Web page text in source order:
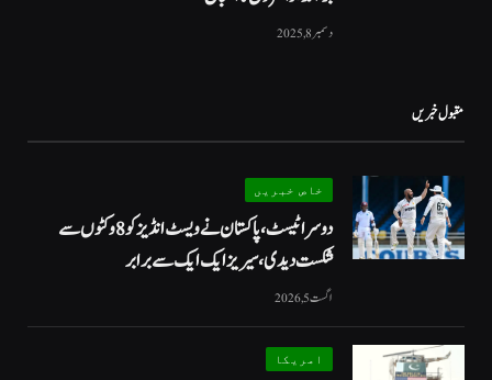
دسمبر 8, 2025
مقبول خبریں
خاص خبریں
دوسرا ٹیسٹ، پاکستان نے ویسٹ انڈیز کو 8 وکٹوں سے
شکست دیدی، سیریز ایک ایک سے برابر
اگست 5, 2026
امریکا